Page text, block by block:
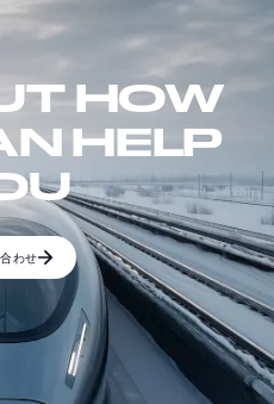
HOW
HELP
わせ